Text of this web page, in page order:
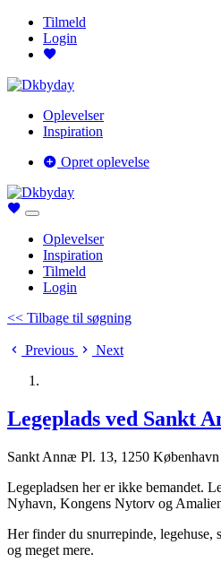
Tilmeld
Login
Oplevelser
Inspiration
Opret oplevelse
Oplevelser
Inspiration
Tilmeld
Login
<< Tilbage til søgning
Previous Next
Legeplads ved Sankt
Sankt Annæ Pl. 13, 1250 København
Legepladsen her er ikke bemandet.
Nyhavn, Kongens Nytorv og
Her finder du snurrepinde, legehuse,
og meget mere.